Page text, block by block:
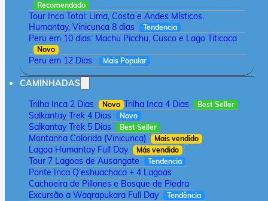
Recomendado
Tour Inca Total: Lima, Costa e Andes Místicos,
Humantay, Vinicunca 8 dias
Tendencia
Peru em 10 dias: Machu Picchu, Cusco e Lago Titicaca
Novo
Peru em 12 Dias Mais Popular
CAMINHADAS
Trilha Inca 2 Dias
Novo Trilha Inca 4 Dias Best Seller
Salkantay Trek 4 Dias Novo
Salkantay Trek 5 Dias Best Seller
Montanha Colorida (Vinicunca) Mais vendido
Lagoa Humantay Full Day Más vendido
Tour 7 Lagoas de Ausangate Tendencia
Ponte Inca Q'eshuachaca + 4 Lagoas
Cachoeira de Pillones e Bosque de Piedra
Excursão a Waqrapukara Full Day
Tendência